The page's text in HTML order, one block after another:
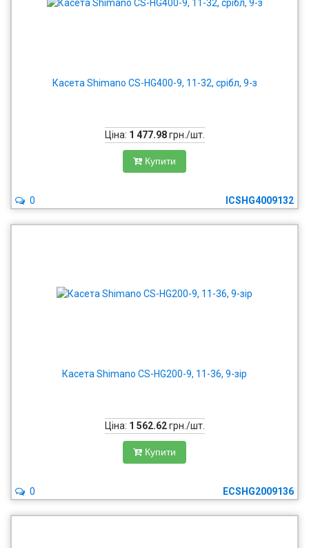
Касета Shimano CS-HG400-9, 11-32, срібл, 9-з
Ціна: 1 477.98грн./шт.
Купити
ICSHG4009132
0
Касета Shimano CS-HG200-9, 11-36, 9-зір
Ціна: 1 562.62грн./шт.
Купити
ECSHG2009136
0